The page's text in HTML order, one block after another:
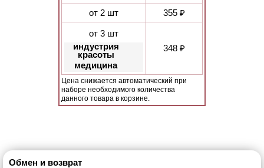
от 2 шт
355 ₽
от 3 шт
индустрия
красоты
медицина
348 ₽
Цена снижается автоматический при
наборе необходимого количества
данного товара в корзине.
Обмен и возврат